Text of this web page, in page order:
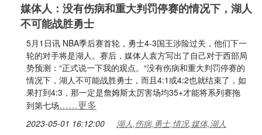
媒体人：没有伤病和重大判罚停赛的情况下，湖人
不可能战胜勇士
5月1日讯 NBA季后赛首轮，勇士4-3国王涉险过关，他们下一
轮的对手将是湖人。赛后，媒体人袁方写出了自己对于西部局
势预测：“正式说一下我的观点。“没有伤病和重大判罚停赛的
情况下，湖人不可能战胜勇士，而且4:1或4:2也就结束了，如
果打到4:3，那一定是詹姆斯太厉害场均35+才能将系列赛拖
到第七场……更多
2023-05-01 16:12:00 湖人,伤病,勇士,情况,媒体,湖人